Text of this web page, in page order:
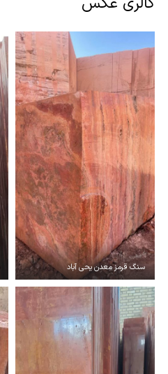
سنگ قرمز معدن یحی آباد